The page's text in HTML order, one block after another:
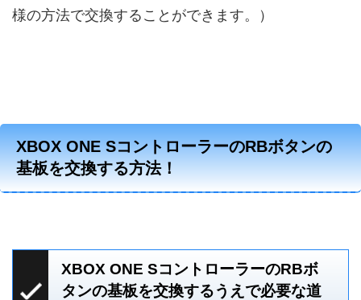
様の方法で交換することができます。）
XBOX ONE SコントローラーのRBボタンの
基板を交換する方法！
XBOX ONE SコントローラーのRBボ
タンの基板を交換するうえで必要な道